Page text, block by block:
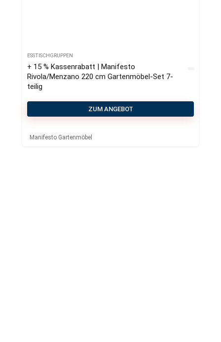
ESSTISCHGRUPPEN
+ 15 % Kassenrabatt | Manifesto
Rivola/Menzano 220 cm Gartenmöbel-Set 7-
teilig
ZUM ANGEBOT
Manifesto Gartenmöbel